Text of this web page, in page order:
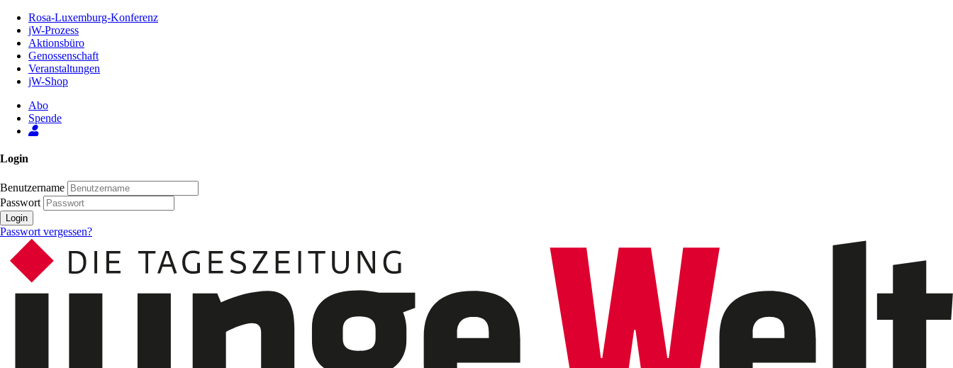
Inhalt
Seite
Rosa-Luxemburg-Konferenz
jW-Prozess
Aktionsbüro
Genossenschaft
Veranstaltungen
jW-Shop
Abo
Spende
Login
Benutzername
Passwort
Login
Passwort vergessen?